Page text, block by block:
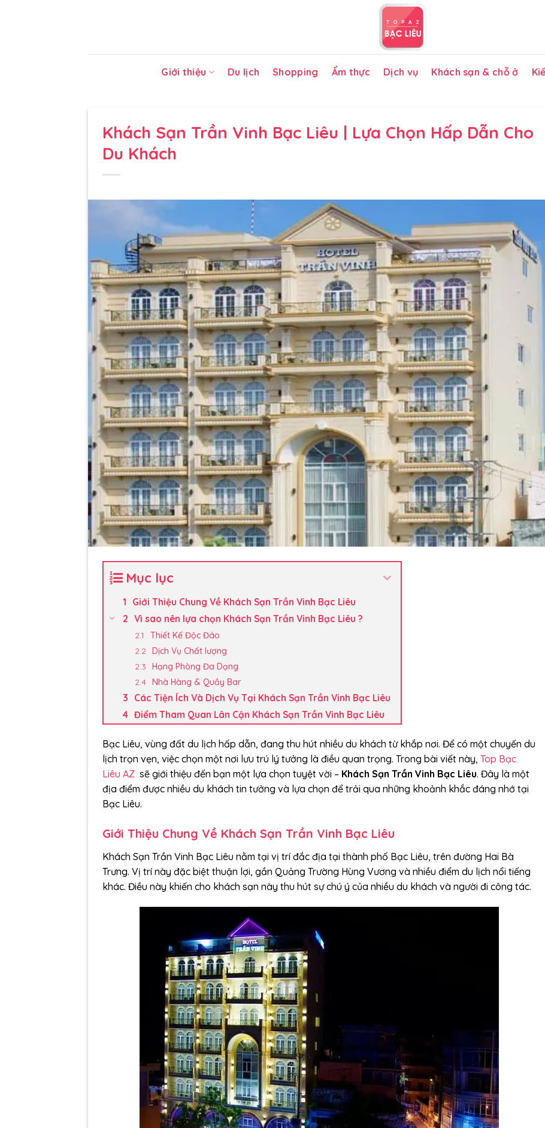
Giới thiệu
Du lịch Shopping Ẩm thực Dịch vụ Khách sạn & chỗ ở
Khách Sạn Trần Vinh Bạc Liêu | Lựa Chọn Hấp Dẫn Cho
Du Khách
Mục lục
Giới Thiệu Chung Về Khách Sạn Trần Vinh Bạc Liêu
Vì sao nên lựa chọn Khách Sạn Trần Vinh Bạc Liêu ?
Thiết Kế Độc Đáo
Dịch Vụ Chất lượng
Hạng Phòng Đa Dạng
Nhà Hàng & Quầy Bar
Các Tiện Ích Và Dịch Vụ Tại Khách Sạn Trần Vinh Bạc Liêu
Điểm Tham Quan Lân Cận Khách Sạn Trần Vinh Bạc Liêu
Bạc Liêu, vùng đất du lịch hấp dẫn, đang thu hút nhiều du khách từ khắp nơi. Để có một chuyến du
lịch trọn vẹn, việc chọn một nơi lưu trú lý tưởng là điều quan trọng. Trong bài viết này, Top Bạc
Liêu AZ sẽ giới thiệu đến bạn một lựa chọn tuyệt vời – Khách Sạn Trần Vinh Bạc Liêu. Đây là một
địa điểm được nhiều du khách tin tưởng và lựa chọn để trải qua những khoảnh khắc đáng nhớ tại
Bạc Liêu.
Giới Thiệu Chung Về Khách Sạn Trần Vinh Bạc Liêu
Khách Sạn Trần Vinh Bạc Liêu nằm tại vị trí đắc địa tại thành phố Bạc Liêu, trên đường Hai Bà
Trưng. Vị trí này đặc biệt thuận lợi, gần Quảng Trường Hùng Vương và nhiều điểm du lịch nổi tiếng
khác. Điều này khiến cho khách sạn này thu hút sự chú ý của nhiều du khách và người đi công tác.